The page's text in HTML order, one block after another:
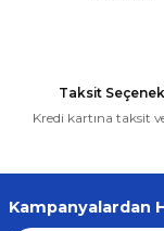
Taksit
Kredi kartına taksit
Kampanyalardan